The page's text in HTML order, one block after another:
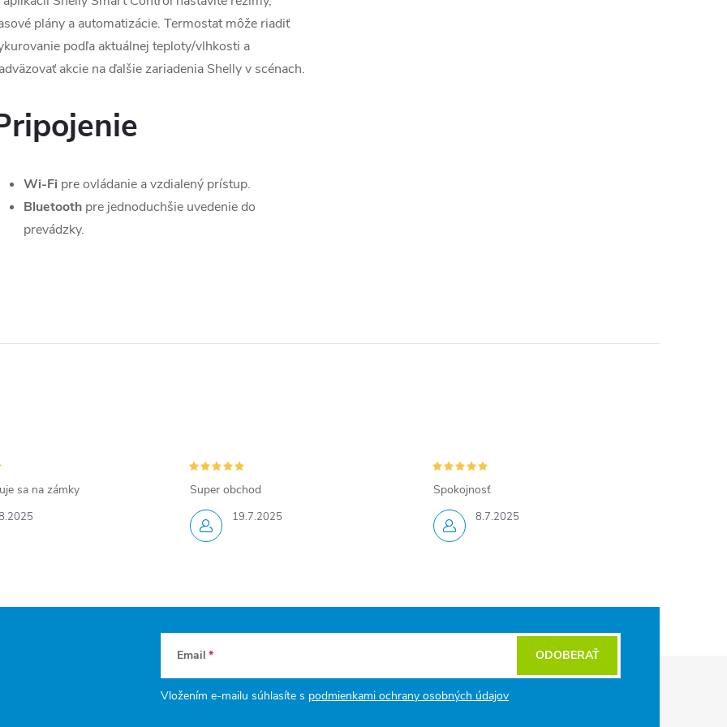
plány a automatizácie. Termostat môže riadiť
podľa aktuálnej teploty/vlhkosti a
akcie na ďalšie zariadenia Shelly v scénach.
Wi-Fi pre ovládanie a vzdialený prístup.
Bluetooth pre jednoduchšie uvedenie do
prevádzky.
sa na zámky
19.7.2025
Super obchod
8.7.2025
Spokojnosť
Email
Vložením e-mailu súhlasíte s podmienkami ochrany osobných údajov
ODOBERAŤ